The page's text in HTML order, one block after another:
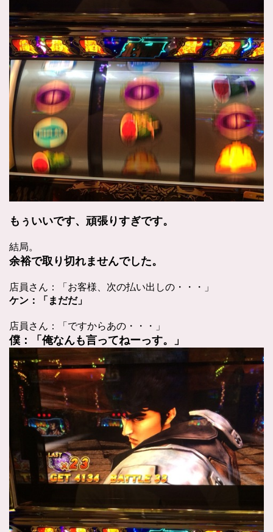
もぅいいです、頑張りすぎです。
結局。
余裕で取り切れませんでした。
店員さん：「お客様、次の払い出しの・・・」
ケン：「まだだ」
店員さん：「ですからあの・・・」
僕：「俺なんも言ってねーっす。」